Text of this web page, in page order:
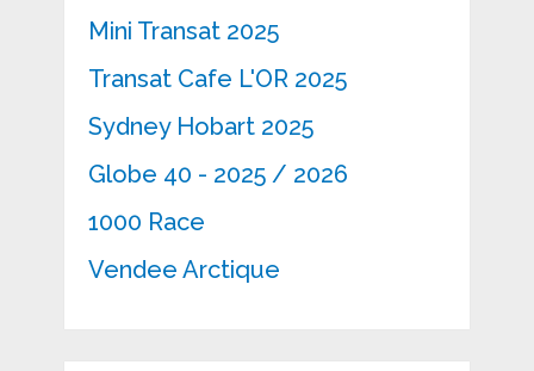
Mini Transat 2025
Transat Cafe L'OR 2025
Sydney Hobart 2025
Globe 40 - 2025 / 2026
1000 Race
Vendee Arctique